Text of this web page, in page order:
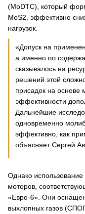
(MoDTC), который
MoS2, эффективно
нагрузок.
«Допуск на
а именно по
сказывалось на
решений этой
присадок на
эффективности
Дальнейшие
одновременно
эффективно, как
объясняет Сергей
Однако
моторов,
«Евро-6». Они
выхлопных газов